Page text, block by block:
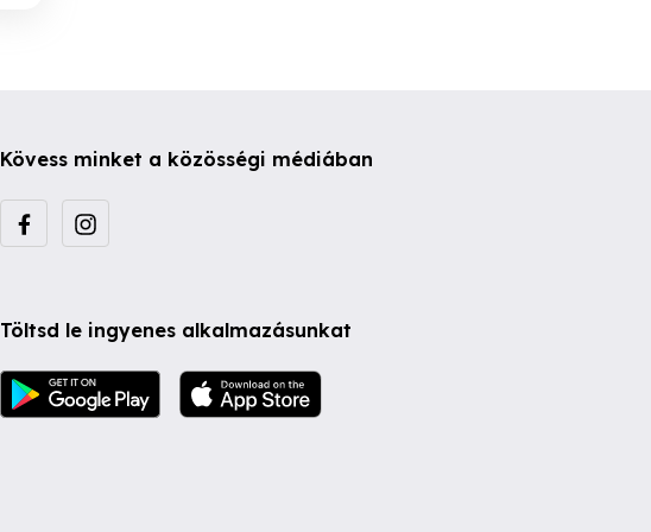
Kövess minket a közösségi médiában
Töltsd le ingyenes alkalmazásunkat